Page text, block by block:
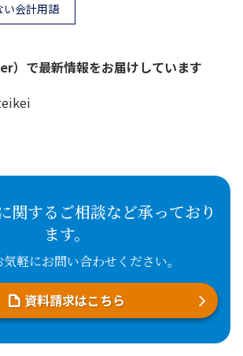
い会計用語
）で最新情報をお届けしています
関するご相談など承っており
ます。
軽にお問い合わせください。
資料請求はこちら